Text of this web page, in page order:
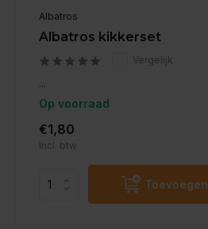
Albatros
Albatros kikkerset
Vergelijk
...
Op voorraad
€1,80
Incl. btw
Toevoegen